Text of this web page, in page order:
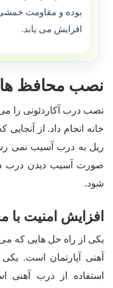
بوده و مقاومت
افزایش می یابد.
نصب محافظ
نصب درب آکاردئونی را
خانه انجام داد. از
ریل به درب آسیب نمی
صورت آسیب دیدن درب
شود.
افزایش امنیت با
یکی از راه حل هایی که
آهنی آپارتمان است.
استفاده از درب آهنی